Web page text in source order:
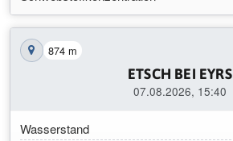
Station auf der Karte anzeigen
874 m
ETSCH BEI EYRS
07.08.2026, 15:40
Wasserstand